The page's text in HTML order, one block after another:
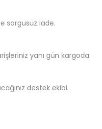
sorgusuz iade.
yanı gün kargoda.
destek ekibi.